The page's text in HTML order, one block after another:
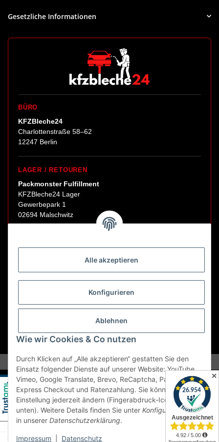
Alle akzeptieren
Konfigurieren
Ablehnen
Wie wir Cookies & Co nutzen
Durch Klicken auf „Alle akzeptieren“ gestatten Sie den
Einsatz folgender Dienste auf unserer Website: YouTube,
Vimeo, Google Translate, Brevo, ReCaptcha, PayPal
Express Checkout und Ratenzahlung. Sie können die
Einstellung jederzeit ändern (Fingerabdruck-Icon links
unten). Weitere Details finden Sie unter Konfigurierenund
in unserer Datenschutzerklärung.
Impressum Datenschutz
Gesetzliche Informationen
BÜRO
KFZBleche24
Charlottenstraße 58–62
12247 Berlin
LAGER / RETOUREN
Packmonster Fulfillment
KFZBleche24 Lager
Gewerbepark 1
02694 Malschwitz
Abholungen nur nach Terminvereinbarung.
E-Mail:sales@kfzbleche24.de
Vertrag widerrufen
* Alle Preise inkl. gesetzlicher USt., zzgl.Versand
✕